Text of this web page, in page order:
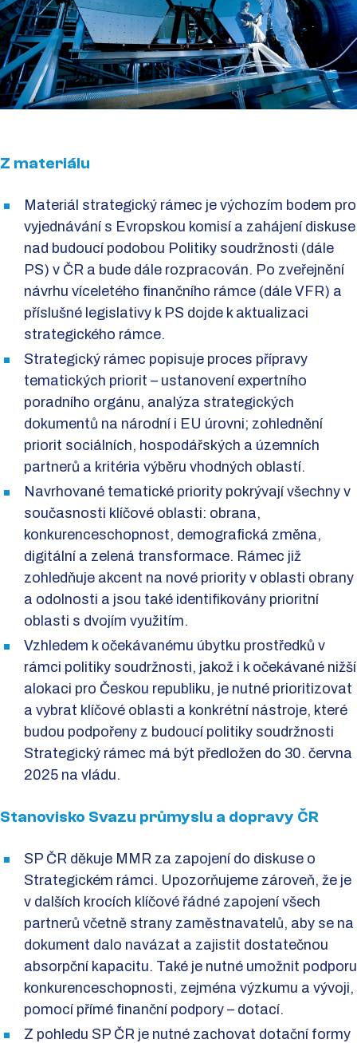
Z materiálu
Materiál strategický rámec je výchozím bodem pro
vyjednávání s Evropskou komisí a zahájení diskuse
nad budoucí podobou Politiky soudržnosti (dále
PS) v ČR a bude dále rozpracován. Po zveřejnění
návrhu víceletého finančního rámce (dále VFR) a
příslušné legislativy k PS dojde k aktualizaci
strategického rámce.
Strategický rámec popisuje proces přípravy
tematických priorit – ustanovení expertního
poradního orgánu, analýza strategických
dokumentů na národní i EU úrovni; zohlednění
priorit sociálních, hospodářských a územních
partnerů a kritéria výběru vhodných oblastí.
Navrhované tematické priority pokrývají všechny v
současnosti klíčové oblasti: obrana,
konkurenceschopnost, demografická změna,
digitální a zelená transformace. Rámec již
zohledňuje akcent na nové priority v oblasti obrany
a odolnosti a jsou také identifikovány prioritní
oblasti s dvojím využitím.
Vzhledem k očekávanému úbytku prostředků v
rámci politiky soudržnosti, jakož i k očekávané nižší
alokaci pro Českou republiku, je nutné prioritizovat
a vybrat klíčové oblasti a konkrétní nástroje, které
budou podpořeny z budoucí politiky soudržnosti
Strategický rámec má být předložen do 30. června
2025 na vládu.
Stanovisko Svazu průmyslu a dopravy ČR
SP ČR děkuje MMR za zapojení do diskuse o
Strategickém rámci. Upozorňujeme zároveň, že je
v dalších krocích klíčové řádné zapojení všech
partnerů včetně strany zaměstnavatelů, aby se na
dokument dalo navázat a zajistit dostatečnou
absorpční kapacitu. Také je nutné umožnit podporu
konkurenceschopnosti, zejména výzkumu a vývoji,
pomocí přímé finanční podpory – dotací.
Z pohledu SP ČR je nutné zachovat dotační formy